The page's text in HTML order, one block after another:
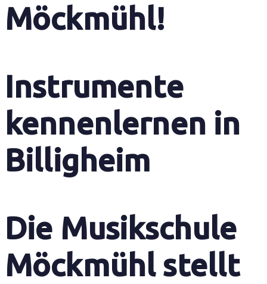
Möckmühl!
Instrumente
kennenlernen in
Billigheim
Die Musikschule
Möckmühl stellt